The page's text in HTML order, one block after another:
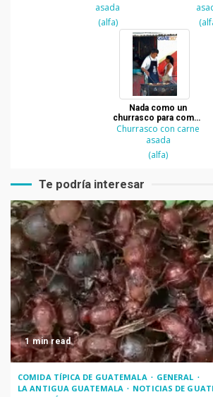
asada
(alfa)
Nada como un
churrasco para comer
carne asada en
Guatemala
Churrasco con carne
asada
(alfa)
Te podría interesar
1 min read
COMIDA TÍPICA DE GUATEMALA
GENERAL
LA ANTIGUA GUATEMALA
NOTICIAS DE